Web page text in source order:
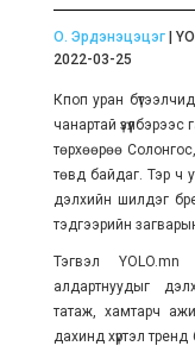
О. Эрдэнэцэцэг|
2022-03-25
Кпоп уран
чанартай
төрхөөрөө
төвд байдаг. Тэр ч
дэлхийн шилдэг
тэдгээрийн
Тэгвэл
алдартнуудыг
татаж, хамтарч
дахинд хүртэл